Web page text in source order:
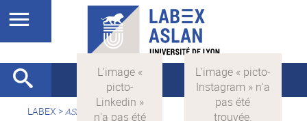
LABEX >ASLAN